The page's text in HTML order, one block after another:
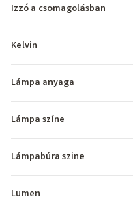
Izzó a csomagolásban
Kelvin
Lámpa anyaga
Lámpa színe
Lámpabúra szine
Lumen